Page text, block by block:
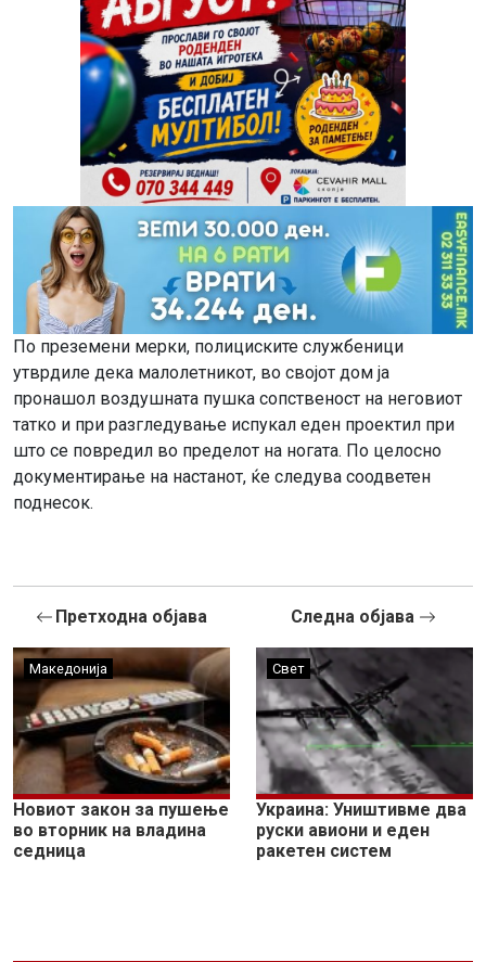
По преземени мерки, полициските службеници
утврдиле дека малолетникот, во својот дом ја
пронашол воздушната пушка сопственост на неговиот
татко и при разгледување испукал еден проектил при
што се повредил во пределот на ногата. По целосно
документирање на настанот, ќе следува соодветен
поднесок.
Претходна објава
Македонија
Новиот закон за пушење
во вторник на владина
седница
Следна објава
Свет
Украина: Уништивме два
руски авиони и еден
ракетен систем